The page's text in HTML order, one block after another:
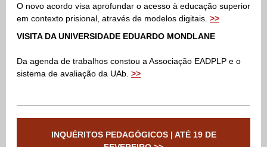
O novo acordo visa aprofundar o acesso à educação superior
em contexto prisional, através de modelos digitais >>
VISITA DA UNIVERSIDADE EDUARDO MONDLANE
Da agenda de trabalhos constou a Associação EADPLP e o
sistema de avaliação da UAb. >>
INQUÉRITOS PEDAGÓGICOS | ATÉ 19 DE